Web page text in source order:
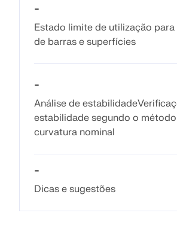
Produtos desatualizados
-
Estado limite de utilização
de barras e superfícies
-
Análise de
estabilidade segundo o
curvatura nominal
-
Dicas e sugestões